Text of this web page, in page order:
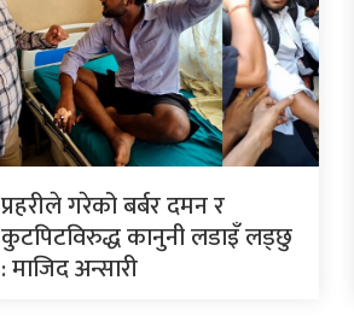
प्रहरीले गरेको बर्बर दमन र
कुटपिटविरुद्ध कानुनी लडाइँ लड्छु
: माजिद अन्सारी